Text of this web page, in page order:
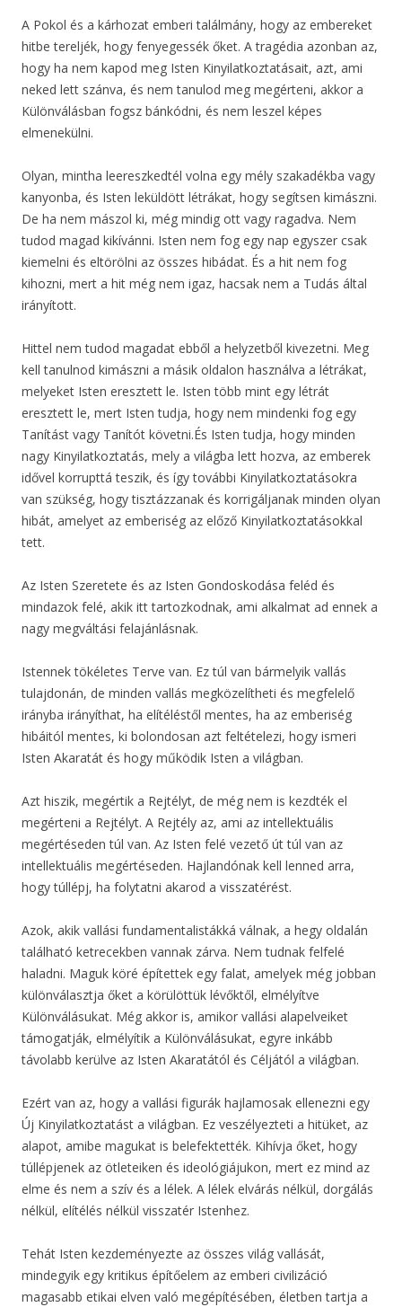
A Pokol és a kárhozat emberi találmány, hogy az embereket
hitbe tereljék, hogy fenyegessék őket. A tragédia azonban az,
hogy ha nem kapod meg Isten Kinyilatkoztatásait, azt, ami
neked lett szánva, és nem tanulod meg megérteni, akkor a
Különválásban fogsz bánkódni, és nem leszel képes
elmenekülni.
Olyan, mintha leereszkedtél volna egy mély szakadékba vagy
kanyonba, és Isten leküldött létrákat, hogy segítsen kimászni.
De ha nem mászol ki, még mindig ott vagy ragadva. Nem
tudod magad kikívánni. Isten nem fog egy nap egyszer csak
kiemelni és eltörölni az összes hibádat. És a hit nem fog
kihozni, mert a hit még nem igaz, hacsak nem a Tudás által
irányított.
Hittel nem tudod magadat ebből a helyzetből kivezetni. Meg
kell tanulnod kimászni a másik oldalon használva a létrákat,
melyeket Isten eresztett le. Isten több mint egy létrát
eresztett le, mert Isten tudja, hogy nem mindenki fog egy
Tanítást vagy Tanítót követni.És Isten tudja, hogy minden
nagy Kinyilatkoztatás, mely a világba lett hozva, az emberek
idővel korrupttá teszik, és így további Kinyilatkoztatásokra
van szükség, hogy tisztázzanak és korrigáljanak minden olyan
hibát, amelyet az emberiség az előző Kinyilatkoztatásokkal
tett.
Az Isten Szeretete és az Isten Gondoskodása feléd és
mindazok felé, akik itt tartozkodnak, ami alkalmat ad ennek a
nagy megváltási felajánlásnak.
Istennek tökéletes Terve van. Ez túl van bármelyik vallás
tulajdonán, de minden vallás megközelítheti és megfelelő
irányba irányíthat, ha elítéléstől mentes, ha az emberiség
hibáitól mentes, ki bolondosan azt feltételezi, hogy ismeri
Isten Akaratát és hogy működik Isten a világban.
Azt hiszik, megértik a Rejtélyt, de még nem is kezdték el
megérteni a Rejtélyt. A Rejtély az, ami az intellektuális
megértéseden túl van. Az Isten felé vezető út túl van az
intellektuális megértéseden. Hajlandónak kell lenned arra,
hogy túllépj, ha folytatni akarod a visszatérést.
Azok, akik vallási fundamentalistákká válnak, a hegy oldalán
található ketrecekben vannak zárva. Nem tudnak felfelé
haladni. Maguk köré építettek egy falat, amelyek még jobban
különválasztja őket a körülöttük lévőktől, elmélyítve
Különválásukat. Még akkor is, amikor vallási alapelveiket
támogatják, elmélyítik a Különválásukat, egyre inkább
távolabb kerülve az Isten Akaratától és Céljától a világban.
Ezért van az, hogy a vallási figurák hajlamosak ellenezni egy
Új Kinyilatkoztatást a világban. Ez veszélyezteti a hitüket, az
alapot, amibe magukat is belefektették. Kihívja őket, hogy
túllépjenek az ötleteiken és ideológiájukon, mert ez mind az
elme és nem a szív és a lélek. A lélek elvárás nélkül, dorgálás
nélkül, elítélés nélkül visszatér Istenhez.
Tehát Isten kezdeményezte az összes világ vallását,
mindegyik egy kritikus építőelem az emberi civilizáció
magasabb etikai elven való megépítésében, életben tartja a